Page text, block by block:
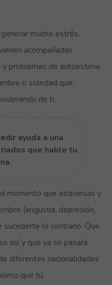
mucho estrés.
acompañadas
problemas de autoestima.
o soledad que,
de ti.
ayuda a una
que hable tu
momento que atraviesas y
(angustia, depresión,
lo contrario. Que
así y que ya se pasará.
diferentes nacionalidades
que tú.